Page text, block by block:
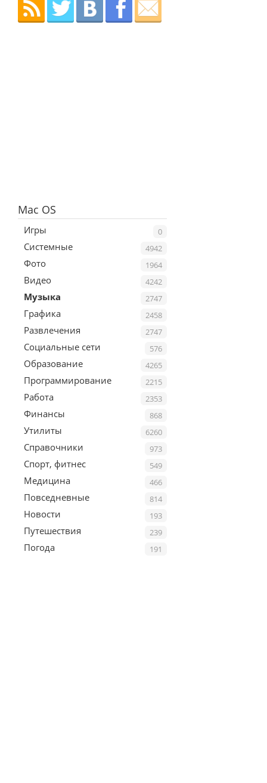
Mac OS
0
Игры
4942
Системные
1964
Фото
4242
Видео
2747
Музыка
2458
Графика
2747
Развлечения
576
Социальные сети
4265
Образование
2215
Программирование
2353
Работа
868
Финансы
6260
Утилиты
973
Справочники
549
Спорт, фитнес
466
Медицина
814
Повседневные
193
Новости
239
Путешествия
191
Погода